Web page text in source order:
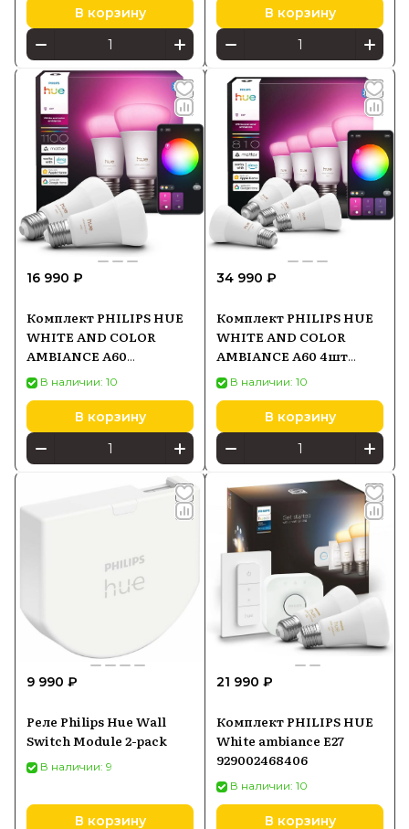
В корзину В корзину
16 990 ₽
Комплект PHILIPS HUE
WHITE AND COLOR
AMBIANCE A60
Bluetooth, Zigbee
929003853502
В наличии: 10
В корзину
34 990 ₽
Комплект PHILIPS HUE
WHITE AND COLOR
AMBIANCE A60 4шт
929003853407
В наличии: 10
В корзину
9 990 ₽
Реле Philips Hue Wall
Switch Module 2-pack
В наличии: 9
В корзину
21 990 ₽
Комплект PHILIPS HUE
White ambiance E27
929002468406
В наличии: 10
В корзину